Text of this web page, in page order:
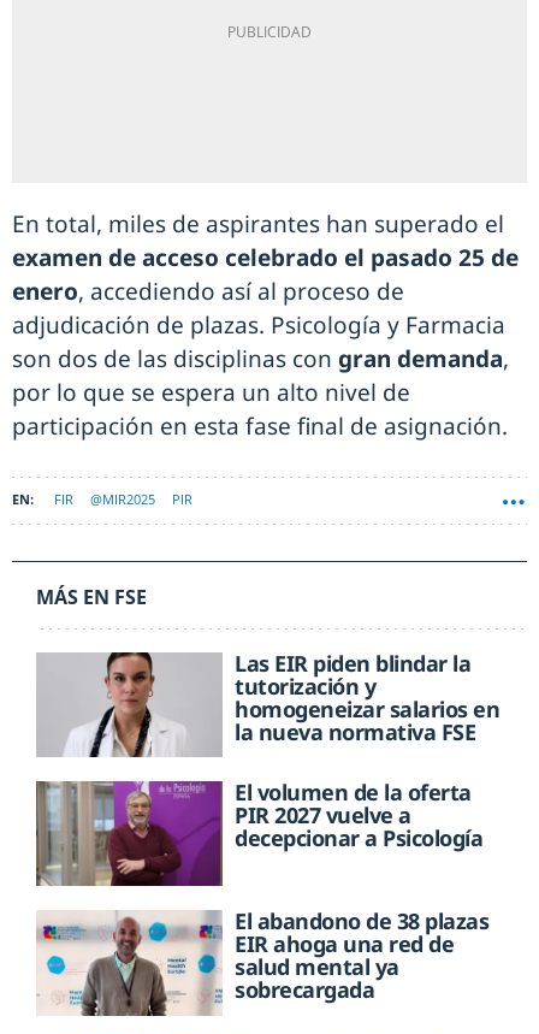
En total, miles de aspirantes han superado el
examen de acceso celebrado el pasado 25 de
enero, accediendo así al proceso de
adjudicación de plazas. Psicología y Farmacia
son dos de las disciplinas con gran demanda,
por lo que se espera un alto nivel de
participación en esta fase final de asignación.
FIR @MIR2025 PIR
MÁS EN FSE
Las EIR piden blindar la
tutorización y
homogeneizar salarios en
la nueva normativa FSE
El volumen de la oferta
PIR 2027 vuelve a
decepcionar a Psicología
El abandono de 38 plazas
EIR ahoga una red de
salud mental ya
sobrecargada